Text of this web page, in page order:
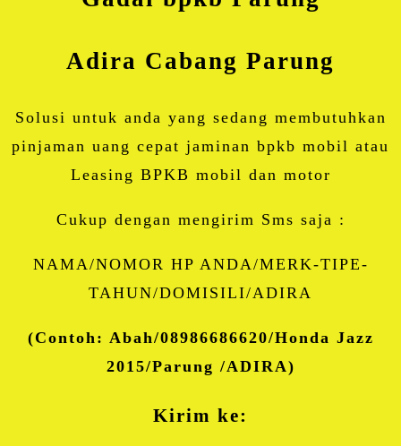
Adira Cabang Parung
Solusi untuk anda yang sedang membutuhkan
pinjaman uang cepat jaminan bpkb mobil atau
Leasing BPKB mobil dan motor
Cukup dengan mengirim Sms saja :
NAMA/NOMOR HP ANDA/MERK-TIPE-
TAHUN/DOMISILI/ADIRA
(Contoh: Abah/08986686620/Honda Jazz
2015/Parung /ADIRA)
Kirim ke: